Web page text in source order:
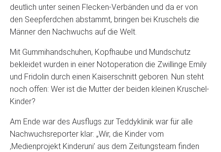
deutlich unter seinen Flecken-Verbänden und da er von
den Seepferdchen abstammt, bringen bei Kruschels die
Männer den Nachwuchs auf die Welt.
Mit Gummihandschuhen, Kopfhaube und Mundschutz
bekleidet wurden in einer Notoperation die Zwillinge Emily
und Fridolin durch einen Kaiserschnitt geboren. Nun steht
noch offen: Wer ist die Mutter der beiden kleinen Kruschel-
Kinder?
Am Ende war des Ausflugs zur Teddyklinik war für alle
Nachwuchsreporter klar: „Wir, die Kinder vom
,Medienprojekt Kinderuni’ aus dem Zeitungsteam finden